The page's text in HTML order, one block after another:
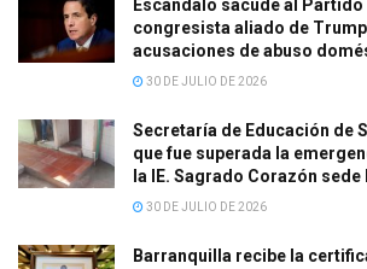
Escándalo sacude al Partido
congresista aliado de
acusaciones de abuso
30 DE JULIO DE 2026
Secretaría de Educación de
que fue superada la
la IE. Sagrado Corazón
30 DE JULIO DE 2026
Barranquilla recibe la